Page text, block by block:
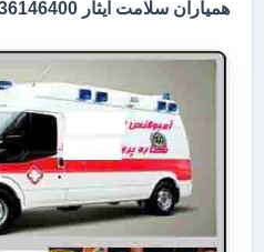
همیاران سلامت ایثار 36146400 شماره پروانه 3-323036